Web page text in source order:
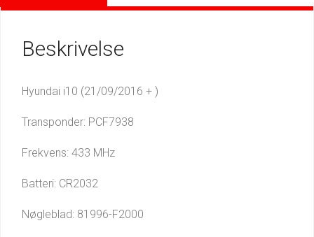
Beskrivelse
Hyundai i10 (21/09/2016 + )
Transponder: PCF7938
Frekvens: 433 MHz
Batteri: CR2032
Nøgleblad: 81996-F2000